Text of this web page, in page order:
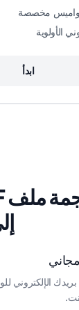
مخصصة
الأولوية
ابدأ
بريدك الإلكتروني